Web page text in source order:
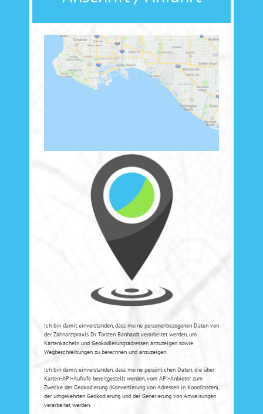
Ich bin damit einverstanden, dass meine personenbezogenen Daten von
der Zahnarztpraxis Dr. Torsten Banhardt verarbeitet werden, um
Kartenkacheln und Geokodierungsadressen anzuzeigen sowie
Wegbeschreibungen zu berechnen und anzuzeigen.
Ich bin damit einverstanden, dass meine persönlichen Daten, die über
Karten-API-Aufrufe bereitgestellt werden, vom API-Anbieter zum
Zwecke der Geokodierung (Konvertierung von Adressen in Koordinaten),
der umgekehrten Geokodierung und der Generierung von Anweisungen
verarbeitet werden.